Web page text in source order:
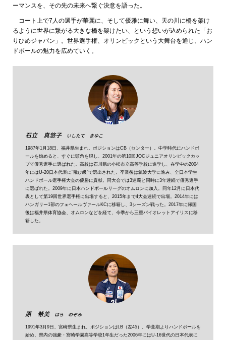
ーマンスを、その先の未来へ繋ぐ決意を語った。
コート上で7人の選手が華麗に、そして優雅に舞い、天の川に橋を架け
るように世界に繋がる大きな橋を架けたい、という想いが込められた「お
りひめジャパン」。世界選手権、オリンピックという大舞台を通じ、ハン
ドボールの魅力を広めていく。
石立 真悠子 いしたて まゆこ
1987年1月18日、福井県生まれ。ポジションはCB（センター）。中学時代にハンドボ
ールを始めると、すぐに頭角を現し、2001年の第10回JOCジュニアオリンピックカッ
プで優秀選手に選ばれた。高校は石川県の小松市立高等学校に進学し、在学中の2004
年にはU-20日本代表に“飛び級”で選出された。卒業後は筑波大学に進み、全日本学生
ハンドボール選手権大会の優勝に貢献。同大会では3連覇と同時に3年連続で優秀選手
に選ばれた。2009年に日本ハンドボールリーグのオムロンに加入。同年12月に日本代
表として第19回世界選手権に出場すると、2015年まで4大会連続で出場。2014年には
ハンガリー1部のフェヘールヴァールKCに移籍し、3シーズン戦った。2017年に帰国
後は福井県体育協会、オムロンなどを経て、今季から三重バイオレットアイリスに移
籍した。
原 希美 はら のぞみ
1991年3月9日、宮崎県生まれ。ポジションはLB（左45）。学童期よりハンドボールを
始め、県内の強豪・宮崎学園高等学校1年生だった2006年にはU-16世代の日本代表に